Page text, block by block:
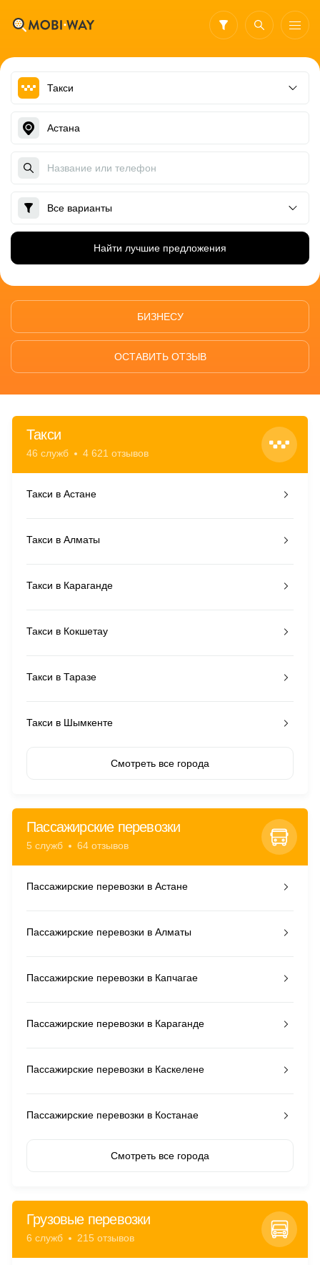
Найти лучшие предложения
БИЗНЕСУ
ОСТАВИТЬ ОТЗЫВ
Такси
46 служб 4 621 отзывов
Такси в Астане
Такси в Алматы
Такси в Караганде
Такси в Кокшетау
Такси в Таразе
Такси в Шымкенте
Смотреть все города
Пассажирские перевозки
5 служб 64 отзывов
Пассажирские перевозки в Астане
Пассажирские перевозки в Алматы
Пассажирские перевозки в Капчагае
Пассажирские перевозки в Караганде
Пассажирские перевозки в Каскелене
Пассажирские перевозки в Костанае
Смотреть все города
Грузовые перевозки
6 служб 215 отзывов